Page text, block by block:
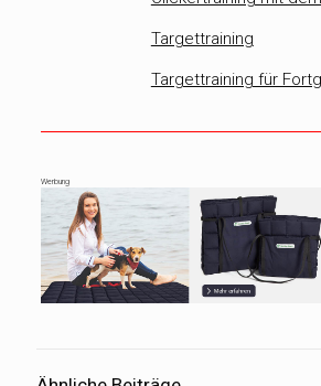
Targettraining
Targettraining für
Werbung